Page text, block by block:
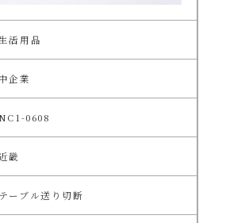
活用品
中企業
NC1-0608
畿
テーブル送り切断